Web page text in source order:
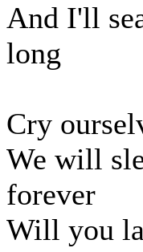
And I'll
long
Cry
We will
forever
Will you